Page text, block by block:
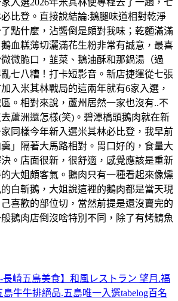
比登。直接說結論:鵝腿味道相對乾淨
點什麼，沾醬倒是頗對我味；乾麵滿滿
血糕薄切灑滿花生粉非常有誠意，最喜
微脆口，韮菜、鵝油酥和那鍋湯（過
七八糟！打卡短影音。新店捷運從七張
入米其林戰局的這兩年就有6家入選，
。相對來說，蘆州居然一家也沒有..不
蘆洲還怎樣(笑)。碧潭橋頭鵝肉就在新
同樣今年新入選米其林必比登，我早前
」隔著大馬路相對。胃口好的，食量大
。店面很新，很舒適，感覺應該是重新
大姐頗客氣。鵝肉只有一種看起來像燻
白斬鵝，大姐說這裡的鵝肉都是當天現
喜歡的部位切，當然前提是還沒賣完的
鵝肉店倒沒啥特別不同，除了有烤鯖魚
長崎五島美食】和風レストラン 望月.福
牛牛排絕品.五島唯一入選tabelog百名